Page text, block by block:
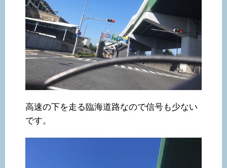
高速の下を走る臨海道路なので信号も少ない
です。